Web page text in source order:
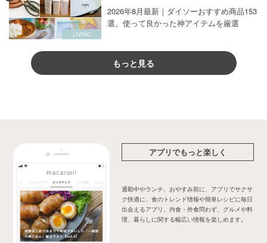
2026年8月最新｜ダイソーおすすめ商品153
選。使って良かった神アイテムを厳選
もっと見る
アプリでもっと楽しく
通勤中やランチ、おやすみ前に、アプリでサクサ
ク快適に。食のトレンド情報や簡単レシピに毎日
出会えるアプリ。内食・外食問わず、グルメや料
理、暮らしに関する幅広い情報を楽しめます。